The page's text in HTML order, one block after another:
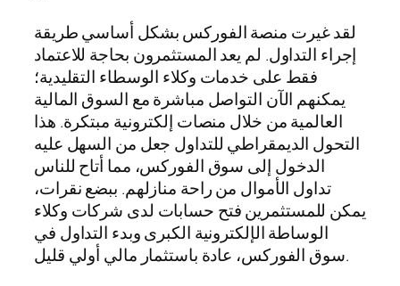
لقد غيرت منصة الفوركس بشكل أساسي طريقة
إجراء التداول. لم يعد المستثمرون بحاجة للاعتماد
فقط على خدمات وكلاء الوسطاء التقليدية؛
يمكنهم الآن التواصل مباشرة مع السوق المالية
العالمية من خلال منصات إلكترونية مبتكرة. هذا
التحول الديمقراطي للتداول جعل من السهل عليه
الدخول إلى سوق الفوركس، مما أتاح للناس
تداول الأموال من راحة منازلهم. ببضع نقرات،
يمكن للمستثمرين فتح حسابات لدى شركات وكلاء
الوساطة الإلكترونية الكبرى وبدء التداول في
سوق الفوركس، عادة باستثمار مالي أولي قليل.